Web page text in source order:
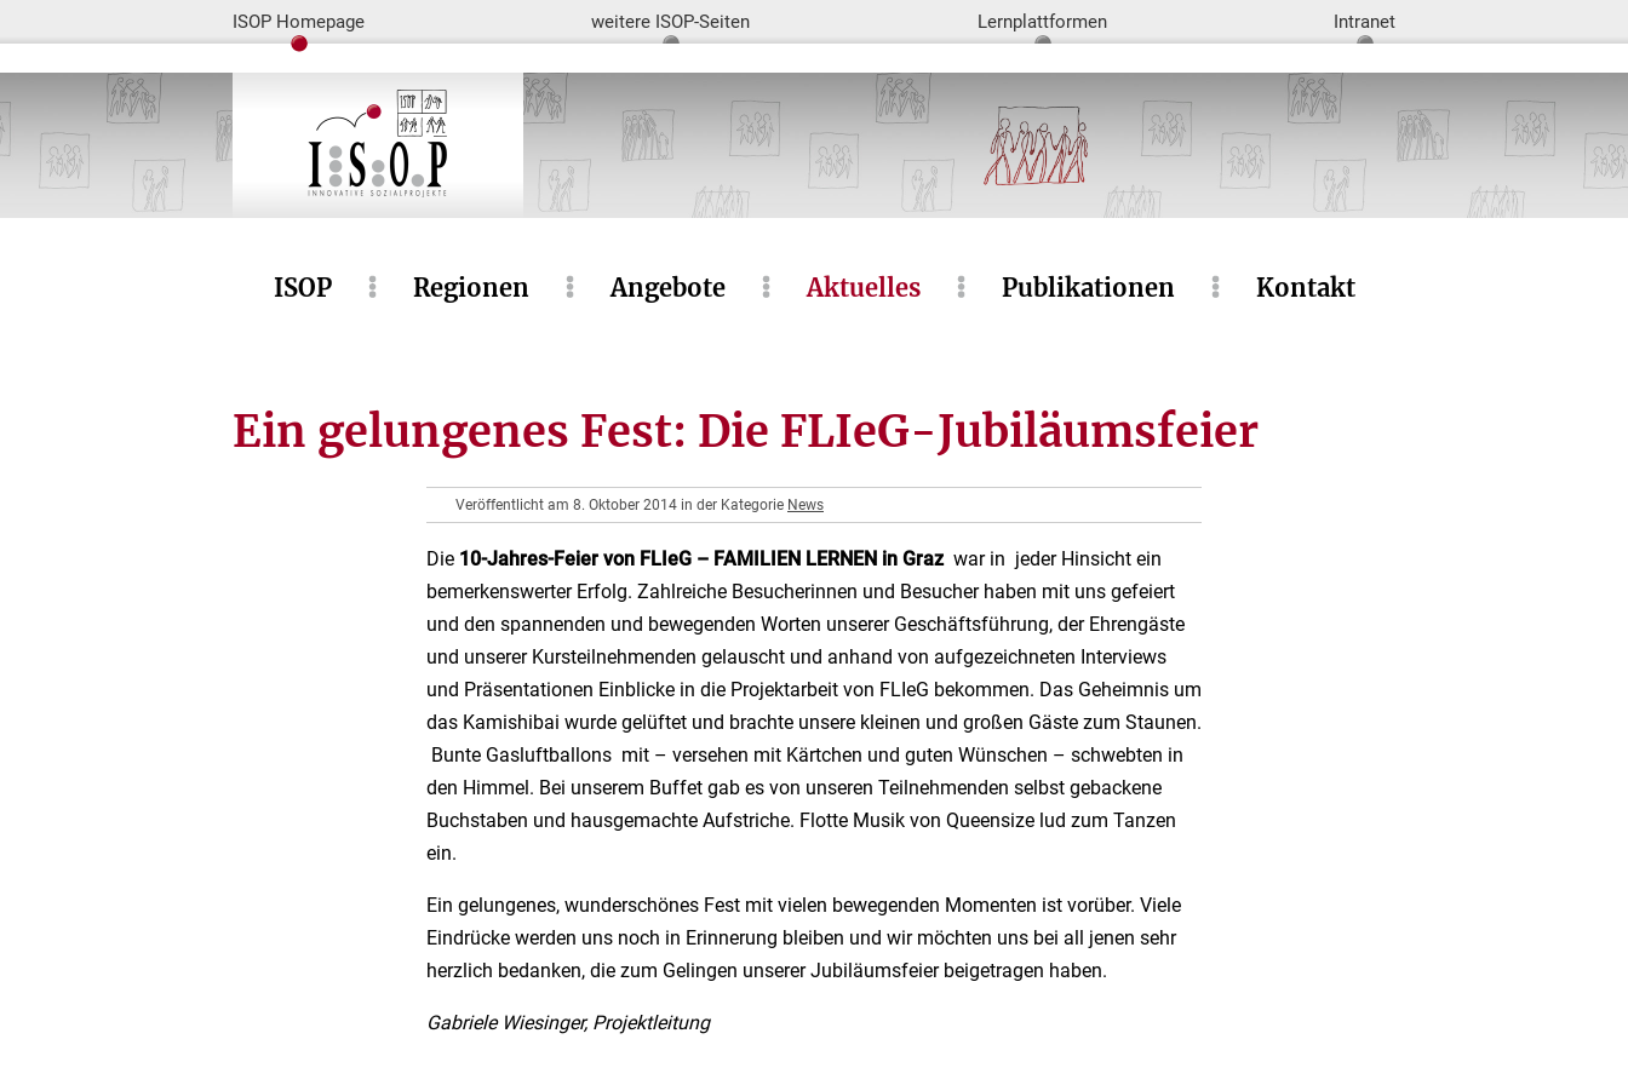
ISOP Homepage weitere ISOP-Seiten Lernplattformen Intranet
ISOP Regionen Angebote Aktuelles Publikationen Kontakt
Ein gelungenes Fest: Die FLIeG-Jubiläumsfeier
Veröffentlicht am 8. Oktober 2014 in der Kategorie News
Die 10-Jahres-Feier von FLIeG – FAMILIEN LERNEN in Grazwar in jeder Hinsicht ein
bemerkenswerter Erfolg. Zahlreiche Besucherinnen und Besucher haben mit uns gefeiert
und den spannenden und bewegenden Worten unserer Geschäftsführung, der Ehrengäste
und unserer Kursteilnehmenden gelauscht und anhand von aufgezeichneten Interviews
und Präsentationen Einblicke in die Projektarbeit von FLIeG bekommen. Das Geheimnis um
das Kamishibai wurde gelüftet und brachte unsere kleinen und großen Gäste zum Staunen.
Bunte Gasluftballons mit – versehen mit Kärtchen und guten Wünschen – schwebten in
den Himmel. Bei unserem Buffet gab es von unseren Teilnehmenden selbst gebackene
Buchstaben und hausgemachte Aufstriche. Flotte Musik von Queensize lud zum Tanzen
ein.
Ein gelungenes, wunderschönes Fest mit vielen bewegenden Momenten ist vorüber. Viele
Eindrücke werden uns noch in Erinnerung bleiben und wir möchten uns bei all jenen sehr
herzlich bedanken, die zum Gelingen unserer Jubiläumsfeier beigetragen haben.
Gabriele Wiesinger, Projektleitung